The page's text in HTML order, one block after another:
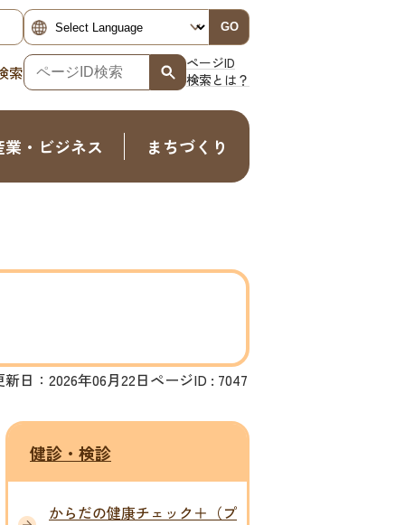
GO
索
ページID
検索とは？
業・ビジネス まちづくり
新日：2026年06月22日ページID : 7047
健診・検診
からだの健康チェック＋（プ